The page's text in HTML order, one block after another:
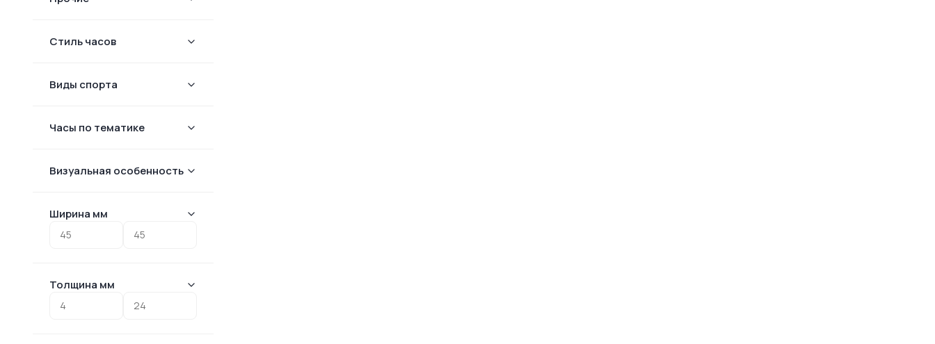
Стиль часов
Виды спорта
Часы по тематике
Визуальная особенность
Ширина мм
Толщина мм